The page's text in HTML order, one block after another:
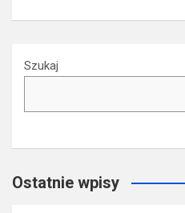
Szukaj
Ostatnie wpisy